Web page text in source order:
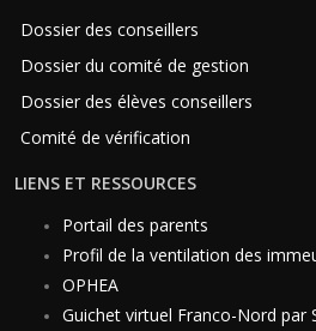
Dossier des conseillers
Dossier du comité de gestion
Dossier des élèves conseillers
Comité de vérification
LIENS ET RESSOURCES
Portail des parents
Profil de la ventilation des
OPHEA
Guichet virtuel Franco-Nord par